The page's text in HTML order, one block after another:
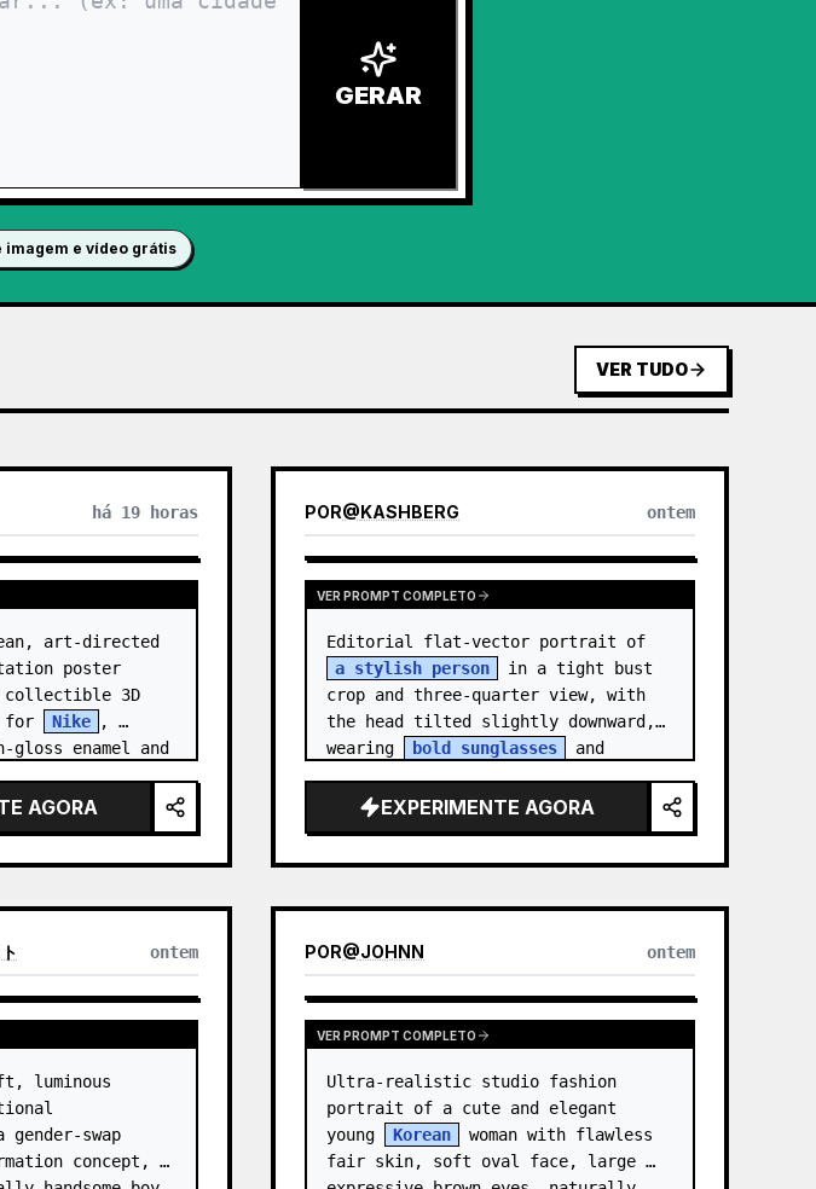
GERAR
imagem e vídeo grátis
VER TUDO
há 19 horas
art-directed
poster
collectible 3D
for
Nike
,
gloss enamel and
white stu…
AGORA
POR@KASHBERG ontem
VER PROMPT COMPLETO
a stylish person
in a tight bust
crop and three-quarter view, with
the head tilted slightly downward,
wearing
bold sunglasses
and
EXPERIMENTE AGORA
ontem
luminous
swap
concept,
POR@JOHNN ontem
VER PROMPT COMPLETO
Ultra-realistic studio fashion
portrait of a cute and elegant
young
Korean
woman with flawless
fair skin, soft oval face, large